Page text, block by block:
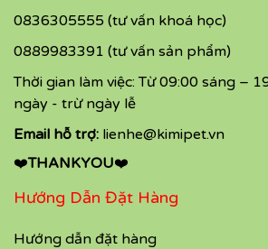
0836305555 (tư vấn khoá học)
0889983391 (tư vấn sản phẩm)
Thời gian làm việc: Từ 09:00 sáng –
ngày - trừ ngày lễ
Email hỗ trợ: lienhe@kimipet.vn
❤️THANKYOU❤️
Hướng Dẫn Đặt Hàng
Hướng dẫn đặt hàng